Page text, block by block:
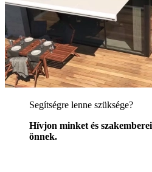
Segítségre lenne szüksége?
Hívjon minket és
önnek.